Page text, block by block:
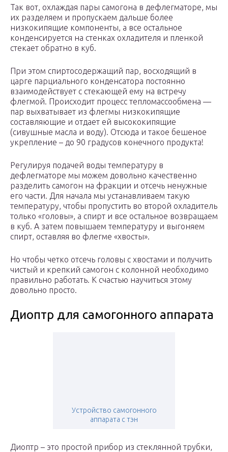
Так вот, охлаждая пары самогона в дефлегматоре, мы
их разделяем и пропускаем дальше более
низкокипящие компоненты, а все остальное
конденсируется на стенках охладителя и пленкой
стекает обратно в куб.
При этом спиртосодержащий пар, восходящий в
царге парциального конденсатора постоянно
взаимодействует с стекающей ему на встречу
флегмой. Происходит процесс тепломассообмена —
пар выхватывает из флегмы низкокипящие
составляющие и отдает ей высококипящие
(сивушные масла и воду). Отсюда и такое бешеное
укрепление – до 90 градусов конечного продукта!
Регулируя подачей воды температуру в
дефлегматоре мы можем довольно качественно
разделить самогон на фракции и отсечь ненужные
его части. Для начала мы устанавливаем такую
температуру, чтобы пропустить во второй охладитель
только «головы», а спирт и все остальное возвращаем
в куб. А затем повышаем температуру и выгоняем
спирт, оставляя во флегме «хвосты».
Но чтобы четко отсечь головы с хвостами и получить
чистый и крепкий самогон с колонной необходимо
правильно работать. К счастью научиться этому
довольно просто.
Диоптр для самогонного аппарата
Устройство самогонного
аппарата с тэн
Диоптр – это простой прибор из стеклянной трубки,